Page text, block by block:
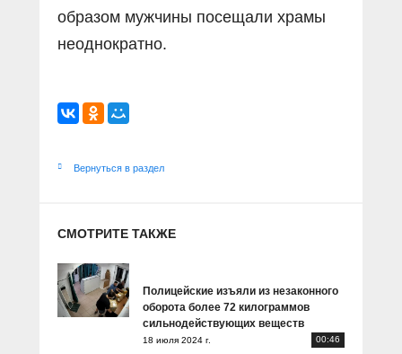
образом мужчины посещали храмы
неоднократно.
Вернуться в раздел
СМОТРИТЕ ТАКЖЕ
Полицейские изъяли из незаконного
оборота более 72 килограммов
сильнодействующих веществ
18 июля 2024 г. 00:46